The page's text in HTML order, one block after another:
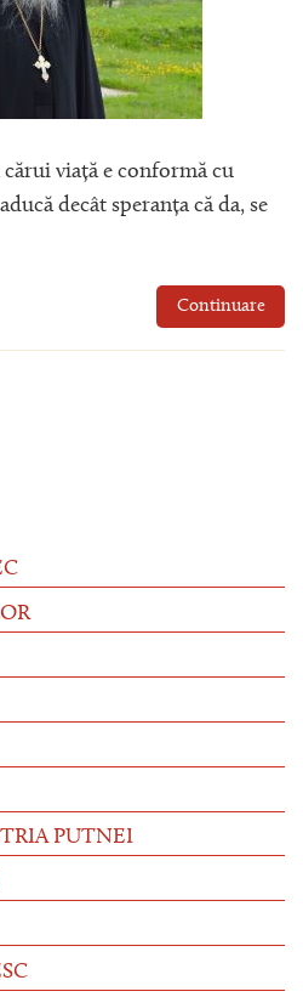
viață e conformă cu
decât speranța că da, se
Continuare
PUTNEI